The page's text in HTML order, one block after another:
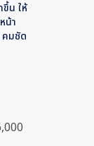
น ให้
น้า
มชัด